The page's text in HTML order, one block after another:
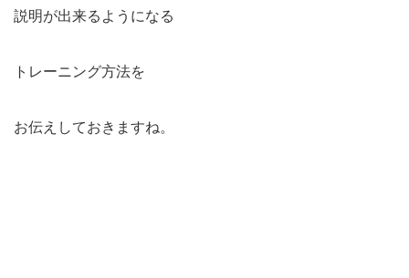
説明が出来るようになる
トレーニング方法を
お伝えしておきますね。